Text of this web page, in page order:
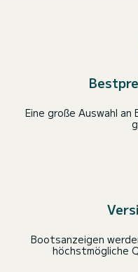
Eine große Auswahl
Bootsanzeigen
höchstmögliche